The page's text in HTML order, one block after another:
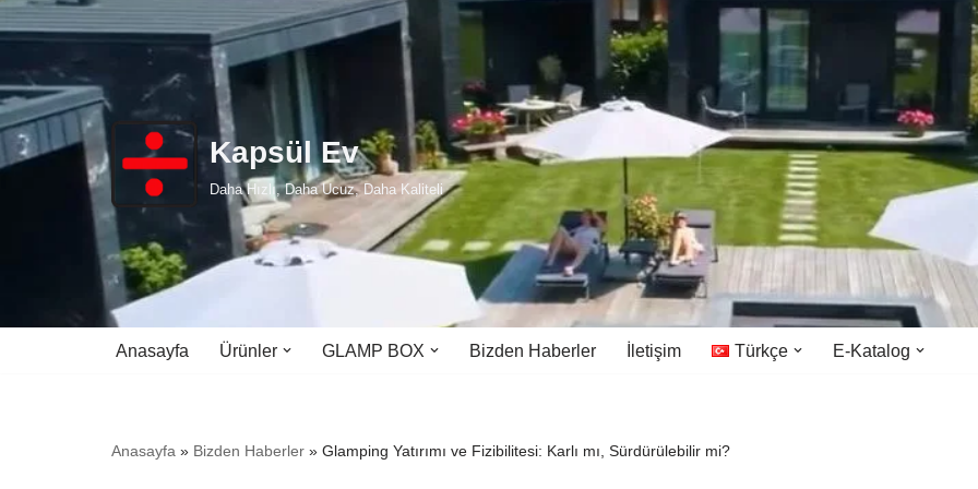
geç
Kapsül Ev
Daha Hızlı, Daha Ucuz, Daha Kaliteli
Anasayfa Ürünler GLAMP BOX Bizden Haberler İletişim Türkçe E-Katalog
Anasayfa » Bizden Haberler » Glamping Yatırımı ve Fizibilitesi: Karlı mı, Sürdürülebilir mi?